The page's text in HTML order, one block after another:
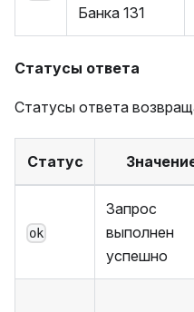
Банка 131
Статусы ответа
Статусы ответа
Статус
ok
Запрос
выполнен
успешно